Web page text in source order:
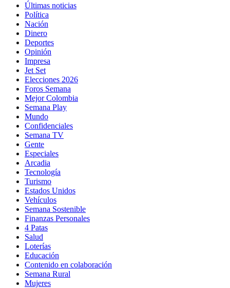
Últimas noticias
Política
Nación
Dinero
Deportes
Opinión
Impresa
Jet Set
Elecciones 2026
Foros Semana
Mejor Colombia
Semana Play
Mundo
Confidenciales
Semana TV
Gente
Especiales
Arcadia
Tecnología
Turismo
Estados Unidos
Vehículos
Semana Sostenible
Finanzas Personales
4 Patas
Salud
Loterías
Educación
Contenido en colaboración
Semana Rural
Mujeres